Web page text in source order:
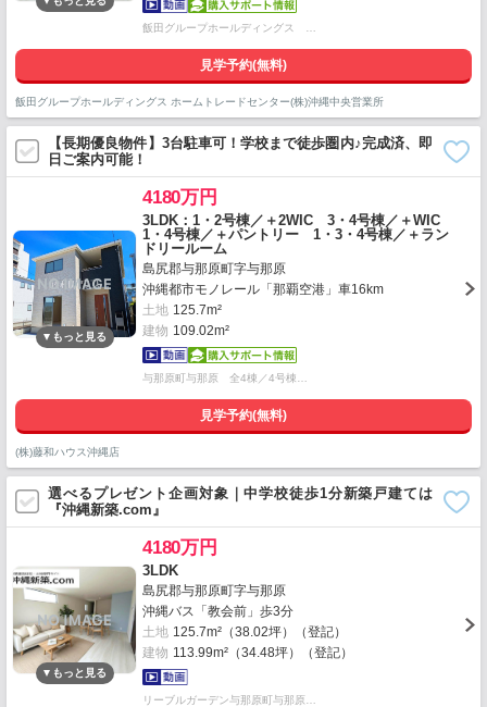
飯田グループホールディングス …
見学予約(無料)
飯田グループホールディングス ホームトレードセンター(株)沖縄中央営業所
【長期優良物件】3台駐車可！学校まで徒歩圏内♪完成済、即
日ご案内可能！
4180万円
3LDK：1・2号棟／＋2WIC 3・4号棟／＋WIC
1・4号棟／＋パントリー 1・3・4号棟／＋ラン
ドリールーム
島尻郡与那原町字与那原
沖縄都市モノレール「那覇空港」車16km
土地 125.7m²
建物 109.02m²
与那原町与那原 全4棟／4号棟…
見学予約(無料)
(株)藤和ハウス沖縄店
選べるプレゼント企画対象｜中学校徒歩1分新築戸建ては
『沖縄新築.com』
4180万円
3LDK
島尻郡与那原町字与那原
沖縄バス「教会前」歩3分
土地 125.7m²（38.02坪）（登記）
建物 113.99m²（34.48坪）（登記）
リーブルガーデン与那原町与那原…